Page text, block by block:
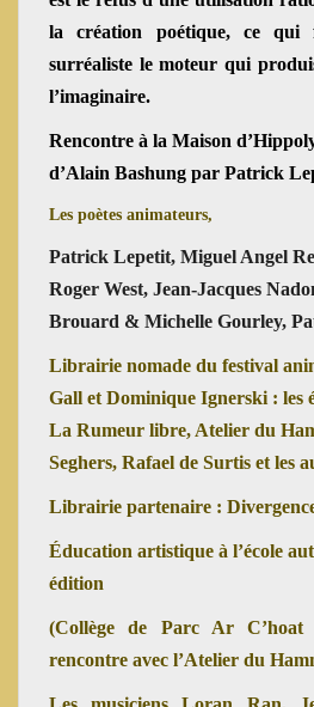
la création poétique, ce qui
surréaliste le moteur qui
l’imaginaire.
Rencontre à la Maison
d’Alain Bashung par Patrick
Les poètes animateurs,
Patrick Lepetit, Miguel Angel
Roger West, Jean-Jacques
Brouard & Michelle Gourley,
Librairie nomade du festival
Gall et Dominique Ignerski : les
La Rumeur libre, Atelier du
Seghers, Rafael de Surtis et les
Librairie partenaire :
Éducation artistique à l’école
édition
(Collège de Parc Ar C’hoat
rencontre avec l’Atelier du